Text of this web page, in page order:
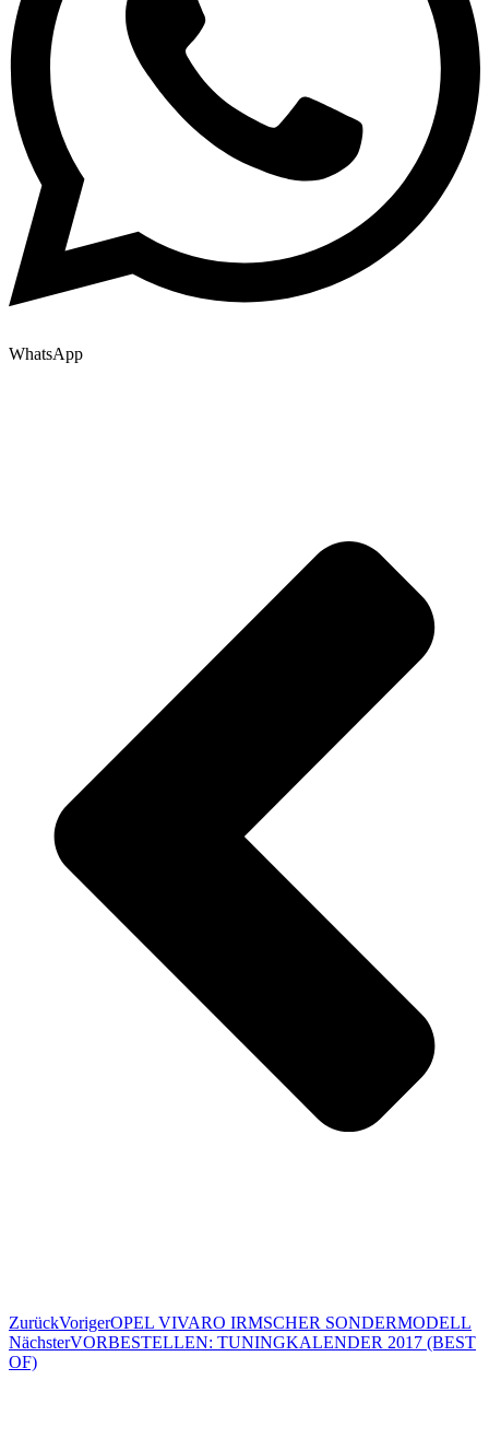
WhatsApp
ZurückVorigerOPEL VIVARO IRMSCHER SONDERMODELL
NächsterVORBESTELLEN: TUNINGKALENDER 2017 (BEST
OF)